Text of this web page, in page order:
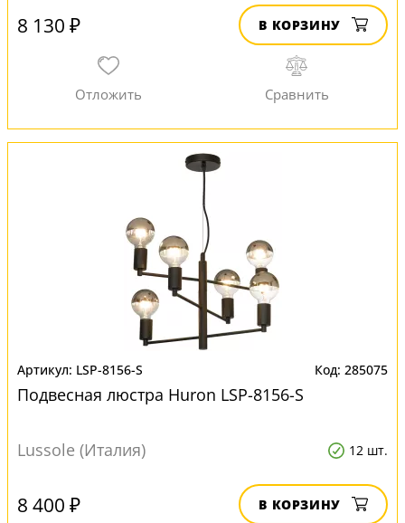
8 130 ₽ В КОРЗИНУ
LSP-8156-S 285075
Подвесная люстра Huron LSP-8156-S
Lussole (Италия) 12 шт.
8 400 ₽ В КОРЗИНУ